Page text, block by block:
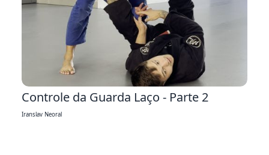
Controle da Guarda Laço - Parte 2
Iranslav Neoral